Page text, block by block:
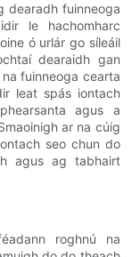
dearadh fuinneoga
le hachomharc
ó urlár go síleáil
dearaidh gan
fuinneoga cearta
leat spás iontach
agus a
ar na cúig
seo chun do
agus ag tabhairt
roghnú na